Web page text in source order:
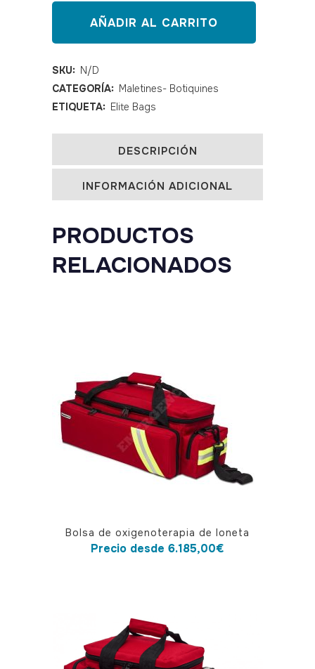
ligera
GP'S
quantity
AÑADIR AL CARRITO
SKU: N/D
CATEGORÍA: Maletines- Botiquines
ETIQUETA: Elite Bags
DESCRIPCIÓN
INFORMACIÓN ADICIONAL
PRODUCTOS
RELACIONADOS
producto
Bolsa de oxigenoterapia de loneta
Precio desde 6.185,00€